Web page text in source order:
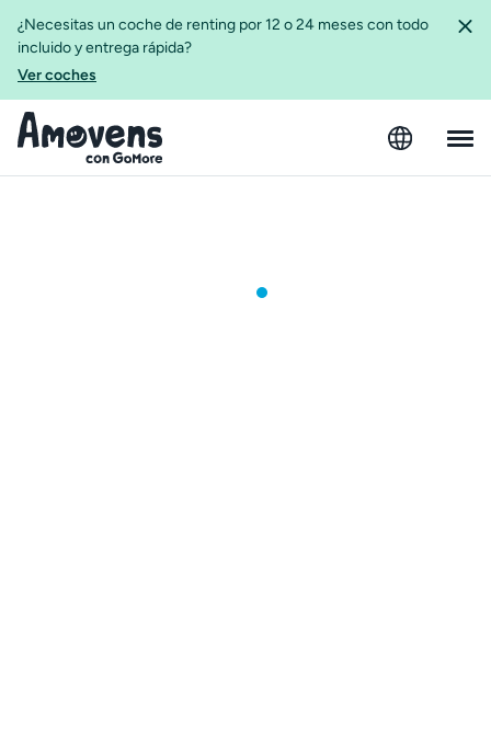
¿Necesitas un coche de renting por 12 o 24 meses con todo
incluido y entrega rápida?
Ver coches